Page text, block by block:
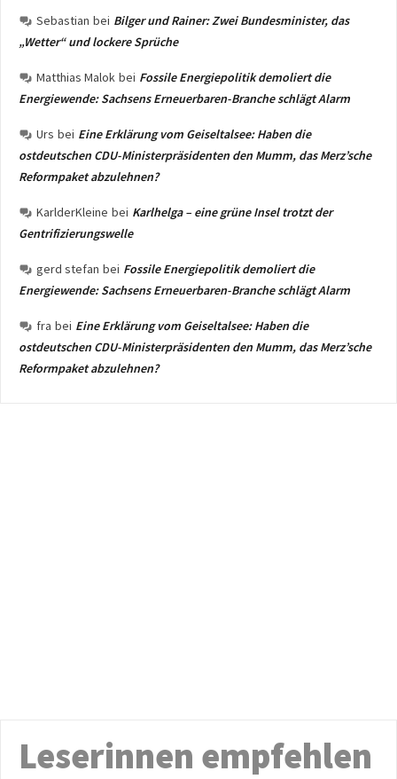
Sebastian bei Bilger und Rainer: Zwei Bundesminister, das
„Wetter“ und lockere Sprüche
Matthias Malok bei Fossile Energiepolitik demoliert die
Energiewende: Sachsens Erneuerbaren-Branche schlägt Alarm
Urs bei Eine Erklärung vom Geiseltalsee: Haben die
ostdeutschen CDU-Ministerpräsidenten den Mumm, das Merz’sche
Reformpaket abzulehnen?
KarlderKleine bei Karlhelga – eine grüne Insel trotzt der
Gentrifizierungswelle
gerd stefan bei Fossile Energiepolitik demoliert die
Energiewende: Sachsens Erneuerbaren-Branche schlägt Alarm
fra bei Eine Erklärung vom Geiseltalsee: Haben die
ostdeutschen CDU-Ministerpräsidenten den Mumm, das Merz’sche
Reformpaket abzulehnen?
Leserinnen empfehlen